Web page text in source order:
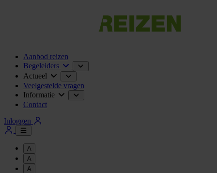
Aanbod reizen
Begeleiders
Actueel
Veelgestelde vragen
Informatie
Contact
Inloggen
A
A
A